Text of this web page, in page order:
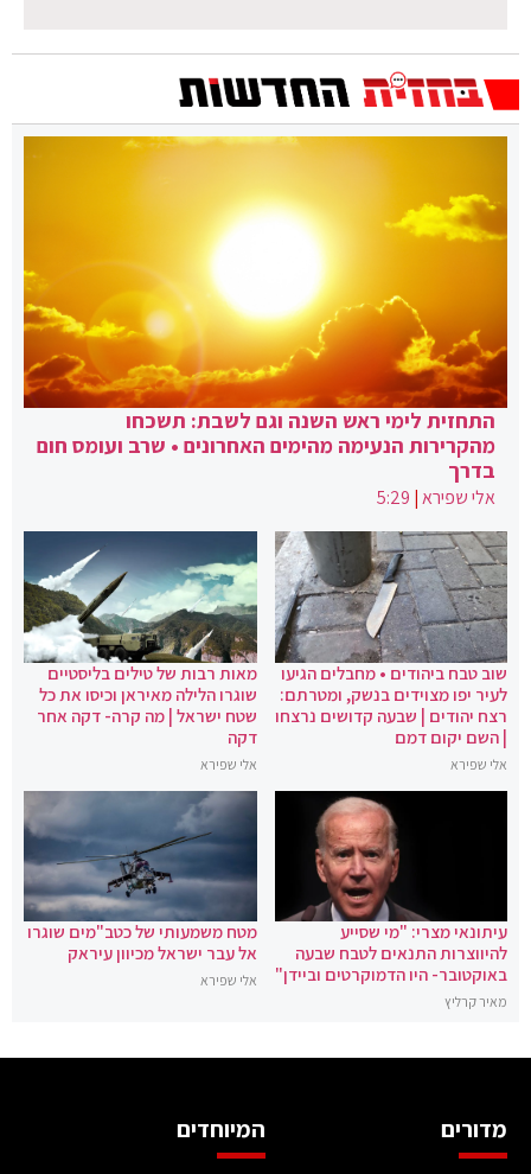
התחזית לימי ראש השנה וגם לשבת: תשכחו
מהקרירות הנעימה מהימים האחרונים • שרב ועומס חום
בדרך
אלי שפירא|
5:29
שוב טבח ביהודים • מחבלים הגיעו
לעיר יפו מצוידים בנשק, ומטרתם:
רצח יהודים | שבעה קדושים נרצחו
| השם יקום דמם
אלי שפירא
מאות רבות של טילים בליסטיים
שוגרו הלילה מאיראן וכיסו את כל
שטח ישראל | מה קרה- דקה אחר
דקה
אלי שפירא
עיתונאי מצרי: "מי שסייע
להיווצרות התנאים לטבח שבעה
באוקטובר- היו הדמוקרטים וביידן"
מאיר קרליץ
מטח משמעותי של כטב"מים שוגרו
אל עבר ישראל מכיוון עיראק
אלי שפירא
מדורים המיוחדים